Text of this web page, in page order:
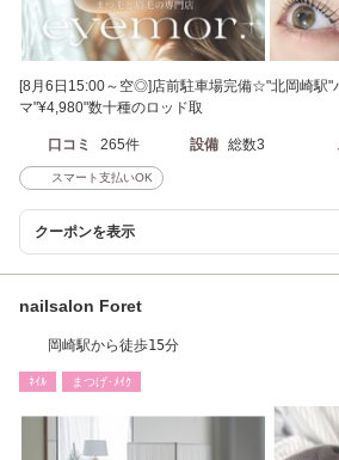
[8月6日15:00～空◎]店前駐車場完備☆"北岡崎駅"
マ"¥4,980"数十種のロッド取
口コミ 265件 設備 総数3
スマート支払いOK
クーポンを表示
nailsalon Foret
岡崎駅から徒歩15分
ﾈｲﾙ まつげ･ﾒｲｸ